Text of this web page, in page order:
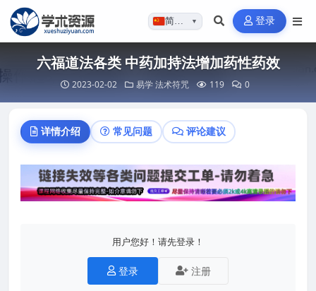
简体…▼ 登录
六福道法各类 中药加持法增加药性药效
2023-02-02 易学法术符咒 119 0
详情介绍 常见问题 评论建议
用户您好！请先登录！
登录 注册